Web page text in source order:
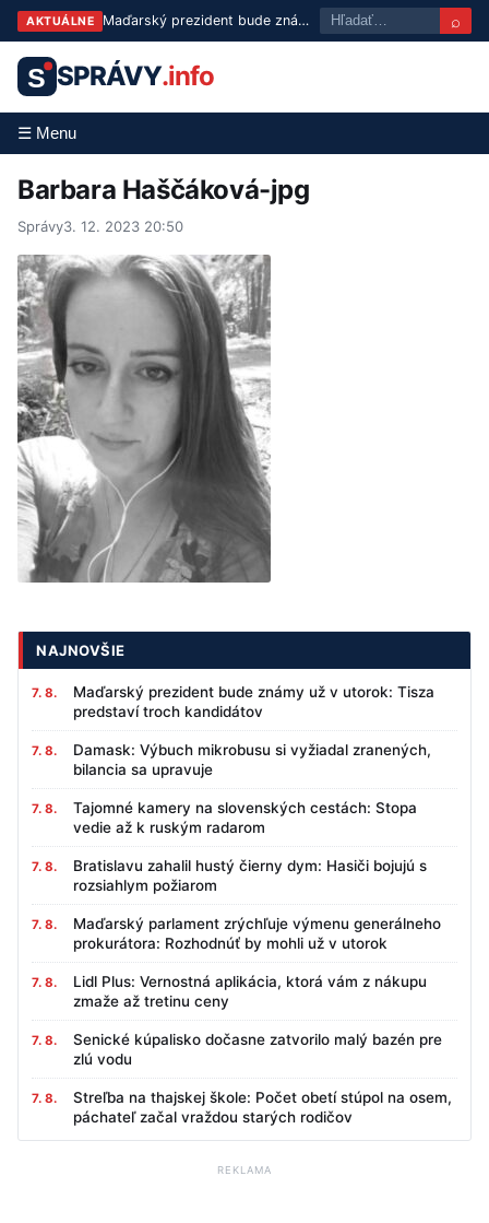
AKTUÁLNE Maďarský prezident bude známy už v utorok: Tisza predstaví troch kandidátov ⌕
S SPRÁVY.info
☰ Menu
Barbara Haščáková-jpg
Správy3. 12. 2023 20:50
NAJNOVŠIE
7. 8.
Maďarský prezident bude známy už v utorok: Tisza
predstaví troch kandidátov
7. 8.
Damask: Výbuch mikrobusu si vyžiadal zranených,
bilancia sa upravuje
7. 8.
Tajomné kamery na slovenských cestách: Stopa
vedie až k ruským radarom
7. 8.
Bratislavu zahalil hustý čierny dym: Hasiči bojujú s
rozsiahlym požiarom
7. 8.
Maďarský parlament zrýchľuje výmenu generálneho
prokurátora: Rozhodnúť by mohli už v utorok
7. 8.
Lidl Plus: Vernostná aplikácia, ktorá vám z nákupu
zmaže až tretinu ceny
7. 8.
Senické kúpalisko dočasne zatvorilo malý bazén pre
zlú vodu
7. 8.
Streľba na thajskej škole: Počet obetí stúpol na osem,
páchateľ začal vraždou starých rodičov
REKLAMA